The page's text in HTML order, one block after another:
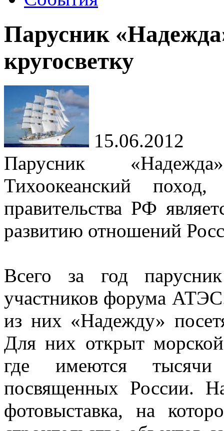
Парусник
кругосветку
15.06.2012
Парусник
Тихоокеанский
правительства РФ
развитию отношений
Всего за год
участников форума
из них «Надежду»
Для них открыт
где имеются тысячи
посвященных России.
фотовыставка, на